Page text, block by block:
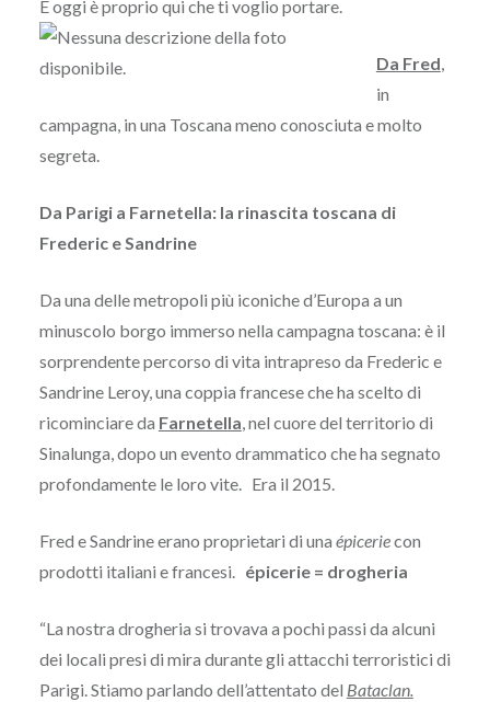
E oggi è proprio qui che ti voglio portare.
Da Fred,
in
campagna, in una Toscana meno conosciuta e molto
segreta.
Da Parigi a Farnetella: la rinascita toscana di
Frederic e Sandrine
Da una delle metropoli più iconiche d’Europa a un
minuscolo borgo immerso nella campagna toscana: è il
sorprendente percorso di vita intrapreso da Frederic e
Sandrine Leroy, una coppia francese che ha scelto di
ricominciare da Farnetella, nel cuore del territorio di
Sinalunga, dopo un evento drammatico che ha segnato
profondamente le loro vite. Era il 2015.
Fred e Sandrine erano proprietari di una épiceriecon
prodotti italiani e francesi. épicerie = drogheria
“La nostra drogheria si trovava a pochi passi da alcuni
dei locali presi di mira durante gli attacchi terroristici di
Parigi. Stiamo parlando dell’attentato del Bataclan.